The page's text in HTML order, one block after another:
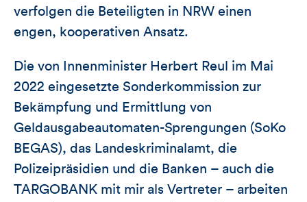
verfolgen die Beteiligten in NRW einen
engen, kooperativen Ansatz.
Die von Innenminister Herbert Reul im Mai
2022 eingesetzte Sonderkommission zur
Bekämpfung und Ermittlung von
Geldausgabeautomaten-Sprengungen (SoKo
BEGAS), das Landeskriminalamt, die
Polizeipräsidien und die Banken – auch die
TARGOBANK mit mir als Vertreter – arbeiten